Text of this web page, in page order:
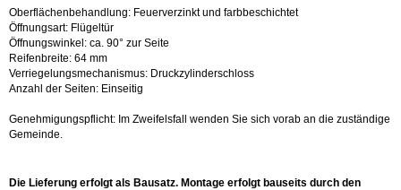
Oberflächenbehandlung: Feuerverzinkt und farbbeschichtet
Öffnungsart: Flügeltür
Öffnungswinkel: ca. 90° zur Seite
Reifenbreite: 64 mm
Verriegelungsmechanismus: Druckzylinderschloss
Anzahl der Seiten: Einseitig
Genehmigungspflicht: Im Zweifelsfall wenden Sie sich vorab an die zuständige
Gemeinde.
Die Lieferung erfolgt als Bausatz. Montage erfolgt bauseits durch den